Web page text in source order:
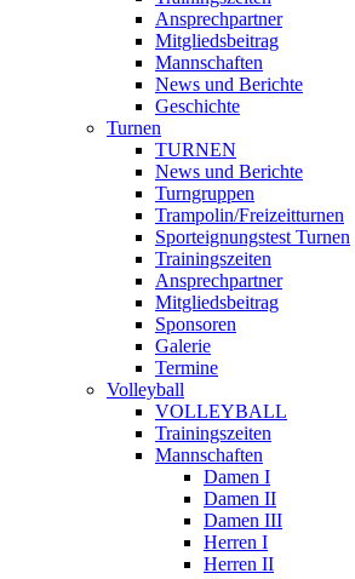
Ansprechpartner
Mitgliedsbeitrag
Mannschaften
News und Berichte
Geschichte
Turnen
TURNEN
News und Berichte
Turngruppen
Trampolin/Freizeitturnen
Sporteignungstest Turnen
Trainingszeiten
Ansprechpartner
Mitgliedsbeitrag
Sponsoren
Galerie
Termine
Volleyball
VOLLEYBALL
Trainingszeiten
Mannschaften
Damen I
Damen II
Damen III
Herren I
Herren II